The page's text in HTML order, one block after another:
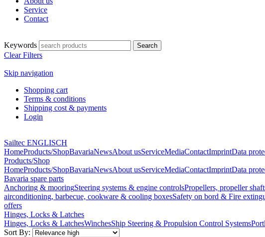
Service
Contact
Keywords
Clear Filters
Skip navigation
Shopping cart
Terms & conditions
Shipping cost & payments
Login
Sailtec ENGLISCH
HomeProducts/ShopBavariaNewsAbout usServiceMediaContactImprintData
Products/Shop
HomeProducts/ShopBavariaNewsAbout usServiceMediaContactImprintData
Bavaria spare parts
Anchoring & mooringSteering systems & engine controlsPropellers, propeller
airconditioning, barbecue, cookware & cooling boxesSafety on bord & Fire
offers
Hinges, Locks & Latches
Hinges, Locks & LatchesWinchesShip Steering & Propulsion Control Systems
Sort By: